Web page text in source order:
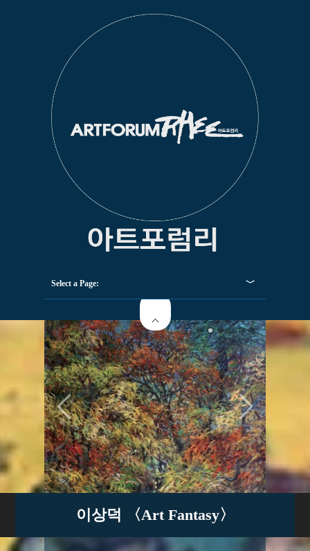
Select a Page:
이상덕 〈Art Fantasy〉